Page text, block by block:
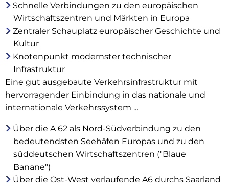
Schnelle Verbindungen zu den europäischen
Wirtschaftszentren und Märkten in Europa
Zentraler Schauplatz europäischer Geschichte und
Kultur
Knotenpunkt modernster technischer
Infrastruktur
Eine gut ausgebaute Verkehrsinfrastruktur mit
hervorragender Einbindung in das nationale und
internationale Verkehrssystem ...
Über die A 62 als Nord-Südverbindung zu den
bedeutendsten Seehäfen Europas und zu den
süddeutschen Wirtschaftszentren ("Blaue
Banane")
Über die Ost-West verlaufende A6 durchs Saarland